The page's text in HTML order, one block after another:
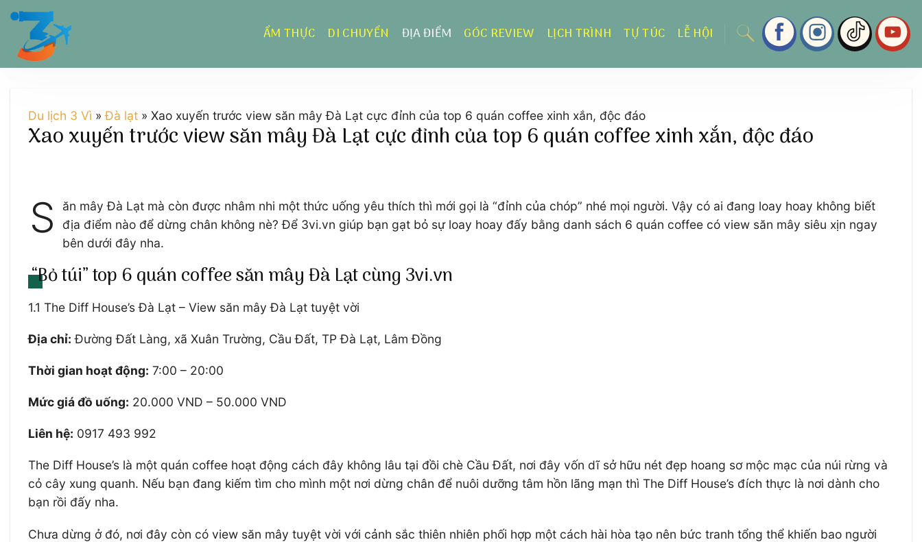
Chuyển
dung
ẨM THỰC DI CHUYỂN ĐỊA ĐIỂM GÓC REVIEW LỊCH TRÌNH TỰ TÚC LỄ HỘI
Du lịch 3 Vì »Đà lạt »Xao xuyến trước view săn mây Đà Lạt cực đỉnh của top 6 quán coffee xinh xắn, độc đáo
Xao xuyến trước view săn mây Đà Lạt cực đỉnh của top 6 quán coffee xinh xắn, độc đáo
S
ăn mây Đà Lạt mà còn được nhâm nhi một thức uống yêu thích thì mới gọi là “đỉnh của chóp” nhé mọi người. Vậy có ai đang loay hoay không biết
địa điểm nào để dừng chân không nè? Để 3vi.vn giúp bạn gạt bỏ sự loay hoay đấy bằng danh sách 6 quán coffee có view săn mây siêu xịn ngay
bên dưới đây nha.
“Bỏ túi” top 6 quán coffee săn mây Đà Lạt cùng 3vi.vn
1.1 The Diff House’s Đà Lạt – View săn mây Đà Lạt tuyệt vời
Địa chỉ: Đường Đất Làng, xã Xuân Trường, Cầu Đất, TP Đà Lạt, Lâm Đồng
Thời gian hoạt động: 7:00 – 20:00
Mức giá đồ uống: 20.000 VND – 50.000 VND
Liên hệ: 0917 493 992
The Diff House’s là một quán coffee hoạt động cách đây không lâu tại đồi chè Cầu Đất, nơi đây vốn dĩ sở hữu nét đẹp hoang sơ mộc mạc của núi rừng và
cỏ cây xung quanh. Nếu bạn đang kiếm tìm cho mình một nơi dừng chân để nuôi dưỡng tâm hồn lãng mạn thì The Diff House’s đích thực là nơi dành cho
bạn rồi đấy nha.
Chưa dừng ở đó, nơi đây còn có view săn mây tuyệt vời với cảnh sắc thiên nhiên phối hợp một cách hài hòa tạo nên bức tranh tổng thể khiến bao người